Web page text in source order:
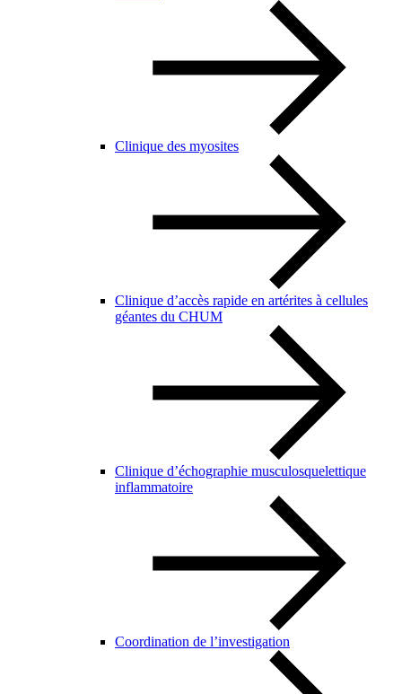
Clinique des myosites
Clinique d’accès rapide en artérites à cellules
géantes du CHUM
Clinique d’échographie musculosquelettique
inflammatoire
Coordination de l’investigation